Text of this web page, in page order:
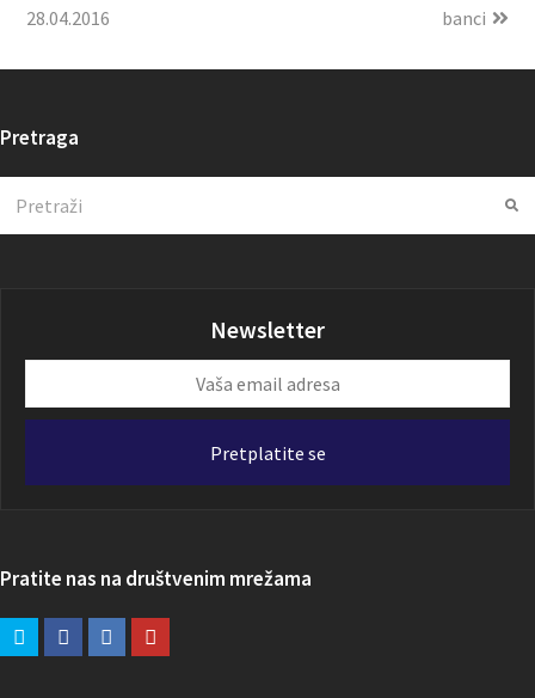
28.04.2016
banci
Pretraga
Newsletter
email
Pretplatite se
Pratite nas na društvenim mrežama